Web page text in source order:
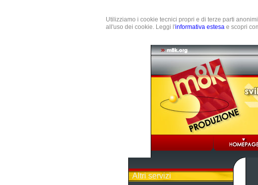
Utilizziamo i cookie tecnici propri e di terze parti
all'uso dei cookie. Leggi l'informativa estesa e scopri
Altri servizi